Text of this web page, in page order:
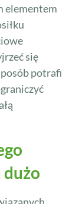
elementem
się
potrafi
dużo